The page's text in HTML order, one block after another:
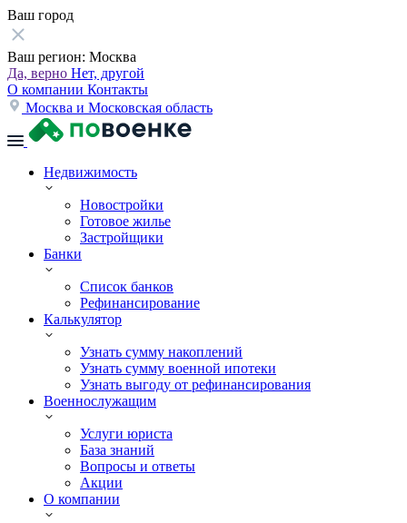
Ваш город
Ваш регион: Москва
Да, верно Нет, другой
О компании Контакты
Москва и Московская область
Недвижимость
Новостройки
Готовое жилье
Застройщики
Банки
Список банков
Рефинансирование
Калькулятор
Узнать сумму накоплений
Узнать сумму военной ипотеки
Узнать выгоду от рефинансирования
Военнослужащим
Услуги юриста
База знаний
Вопросы и ответы
Акции
О компании